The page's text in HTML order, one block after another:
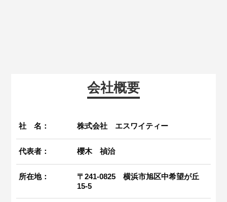
会社概要
社 名： 株式会社 エスワイティー
代表者： 櫻木 禎治
所在地：
〒241-0825 横浜市旭区中希望が丘
15-5